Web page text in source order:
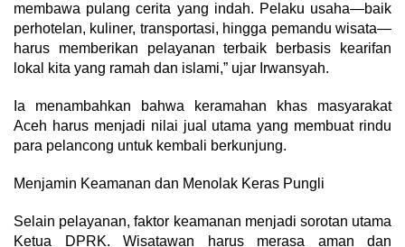
membawa pulang cerita yang indah. Pelaku usaha—baik
perhotelan, kuliner, transportasi, hingga pemandu wisata—
harus memberikan pelayanan terbaik berbasis kearifan
lokal kita yang ramah dan islami,” ujar Irwansyah.
​Ia menambahkan bahwa keramahan khas masyarakat
Aceh harus menjadi nilai jual utama yang membuat rindu
para pelancong untuk kembali berkunjung.
​Menjamin Keamanan dan Menolak Keras Pungli
​Selain pelayanan, faktor keamanan menjadi sorotan utama
Ketua DPRK. Wisatawan harus merasa aman dan